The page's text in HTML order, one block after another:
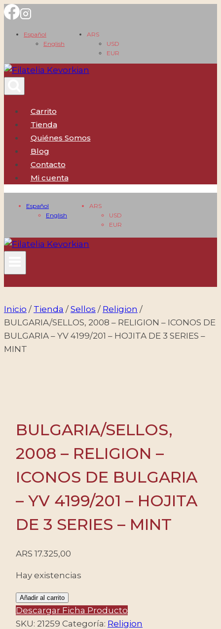
Saltar
contenido
Español
English
ARS
USD
EUR
Carrito
Tienda
Quiénes Somos
Blog
Contacto
Mi cuenta
Español
English
ARS
USD
EUR
Inicio / Tienda / Sellos / Religion /
BULGARIA/SELLOS, 2008 – RELIGION – ICONOS DE
BULGARIA – YV 4199/201 – HOJITA DE 3 SERIES –
MINT
BULGARIA/SELLOS,
2008 – RELIGION –
ICONOS DE BULGARIA
– YV 4199/201 – HOJITA
DE 3 SERIES – MINT
ARS 17.325,00
Hay existencias
BULGARIA/SELLOS,
2008
-
Añadir al carrito
Descargar Ficha Producto
SKU: 21259 Categoría: Religion